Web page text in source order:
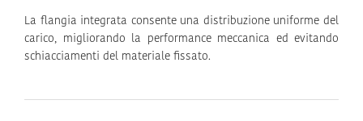
La flangia integrata consente una distribuzione uniforme del
carico, migliorando la performance meccanica ed evitando
schiacciamenti del materiale fissato.